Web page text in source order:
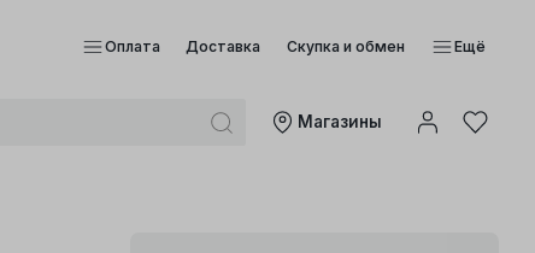
Оплата Доставка Скупка и обмен Ещё
Mагазины